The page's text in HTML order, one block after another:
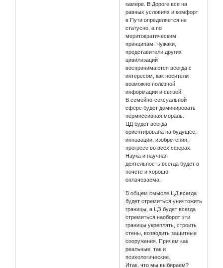
камере. В Дороге все на
равных условиях и комфорт
в Пути определяется не
статусно, а по
меритократическим
принципам. Чужаки,
представители других
цивилизаций
воспринимаются всегда с
интересом, как носители
возможно полезной
информации и связей.
В семейно-сексуальной
сфере будет доминировать
пермиссивная мораль.
ЦД будет всегда
ориентирована на будущее,
инновации, изобретения,
прогресс во всех сферах.
Наука и научная
деятельность всегда будет в
почете и хорошо
оплачеваема.
В общем смысле ЦД всегда
будет стремиться уничтожить
границы, а ЦЗ будет всегда
стремиться наоборот эти
границы укреплять, строить
стены, возводить защитные
сооружения. Причем как
реальные, так и
психологические.
Итак, что мы выбираем?